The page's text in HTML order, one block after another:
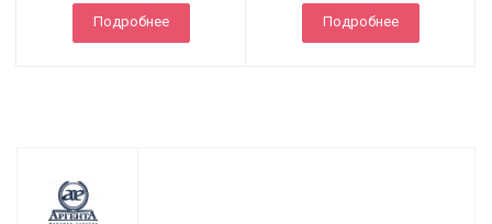
Подробнее Подробнее